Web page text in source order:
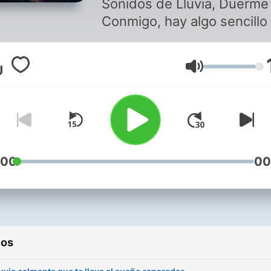
Sonidos de Lluvia, Duerme
Conmigo, hay algo sencillo
queremos que sepas.
los anuncios se colocan al
inicio para que tu
de escucha permanezca
interrupciones una vez que
comienza el viaje. Es un
pequeño momento que
a sostener Sonidos de
cuando el episodio
puedas cerrar los ojos,
Sonidos de lluvia llenen
Volumen